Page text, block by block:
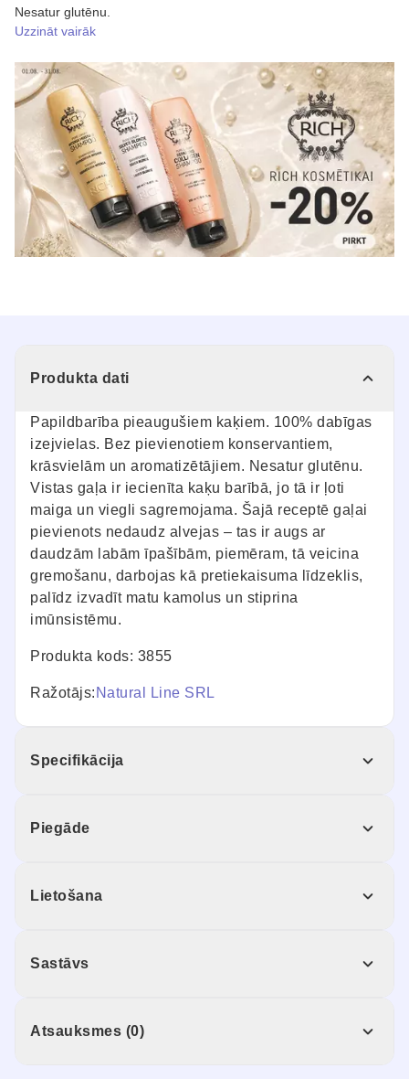
Nesatur glutēnu.
Uzzināt vairāk
Produkta dati
Papildbarība pieaugušiem kaķiem. 100% dabīgas
izejvielas. Bez pievienotiem konservantiem,
krāsvielām un aromatizētājiem. Nesatur glutēnu.
Vistas gaļa ir iecienīta kaķu barībā, jo tā ir ļoti
maiga un viegli sagremojama. Šajā receptē gaļai
pievienots nedaudz alvejas – tas ir augs ar
daudzām labām īpašībām, piemēram, tā veicina
gremošanu, darbojas kā pretiekaisuma līdzeklis,
palīdz izvadīt matu kamolus un stiprina
imūnsistēmu.
Produkta kods: 3855
Ražotājs: Natural Line SRL
Specifikācija
Piegāde
Lietošana
Sastāvs
Atsauksmes (0)